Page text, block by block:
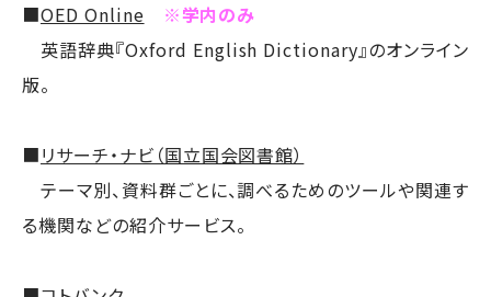
■OED Online
※学内のみ
英語辞典『Oxford English Dictionary』のオンライン
版。
■リサーチ・ナビ（国立国会図書館）
テーマ別、資料群ごとに、調べるためのツールや関連す
る機関などの紹介サービス。